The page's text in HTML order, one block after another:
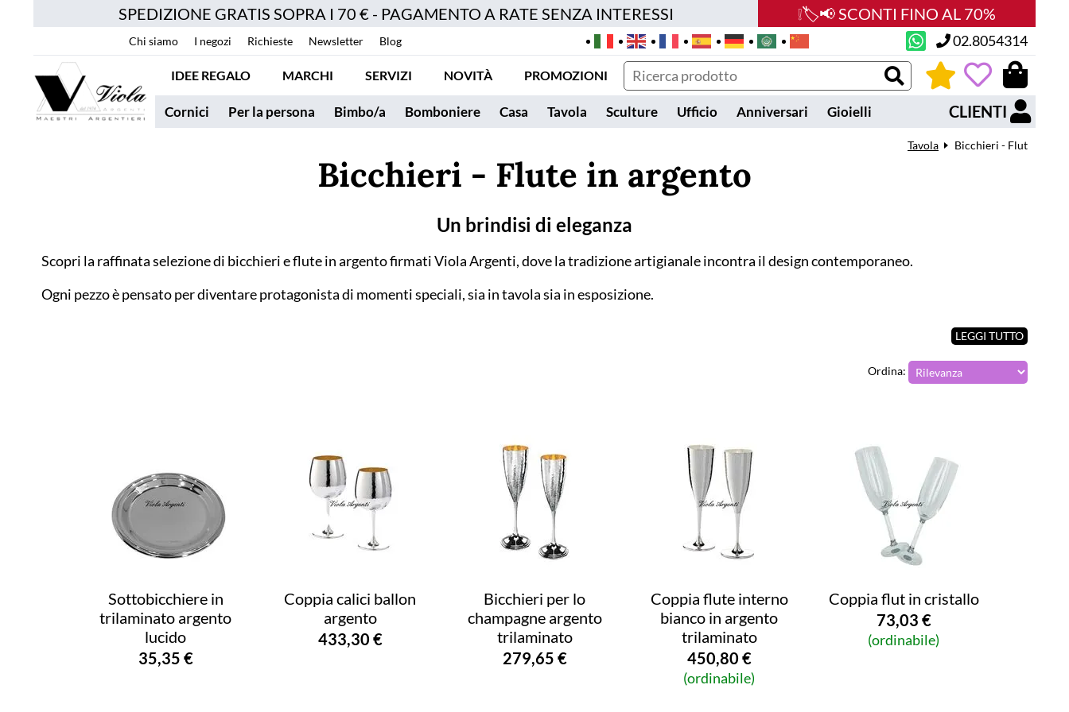
SPEDIZIONE GRATIS SOPRA I 70 € - PAGAMENTO A RATE SENZA INTERESSI ❕🏷️📢 SCONTI FINO AL 70%
Chi siamo I negozi Richieste Newsletter Blog 02.8054314
IDEE REGALO MARCHI SERVIZI NOVITÀ PROMOZIONI
Cornici Per la persona Bimbo/a Bomboniere Casa Tavola Sculture Ufficio Anniversari Gioielli CLIENTI
Tavola Bicchieri - Flut
Bicchieri - Flute in argento
Un brindisi di eleganza
Scopri la raffinata selezione di bicchieri e flute in argento firmati Viola Argenti, dove la tradizione artigianale incontra il design contemporaneo.
Ogni pezzo è pensato per diventare protagonista di momenti speciali, sia in tavola sia in esposizione.
LEGGI TUTTO
Ordina:
Sottobicchiere in
trilaminato argento
lucido
35,35 €
Coppia calici ballon
argento
433,30 €
Bicchieri per lo
champagne argento
trilaminato
279,65 €
Coppia flute interno
bianco in argento
trilaminato
450,80 €
(ordinabile)
Coppia flut in cristallo
73,03 €
(ordinabile)